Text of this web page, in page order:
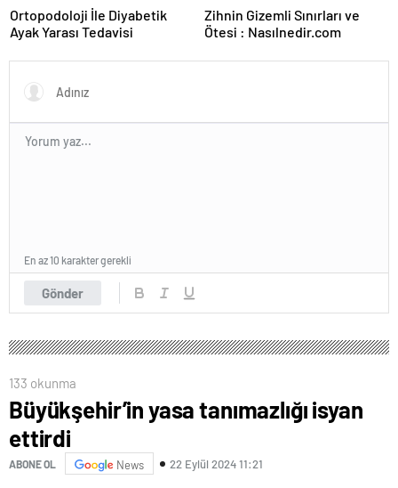
Ortopodoloji İle Diyabetik
Ayak Yarası Tedavisi
Zihnin Gizemli Sınırları ve
Ötesi : Nasılnedir.com
Gönder
En az 10 karakter gerekli
133 okunma
Büyükşehir’in yasa tanımazlığı isyan
ettirdi
ABONE OL News 22 Eylül 2024 11:21